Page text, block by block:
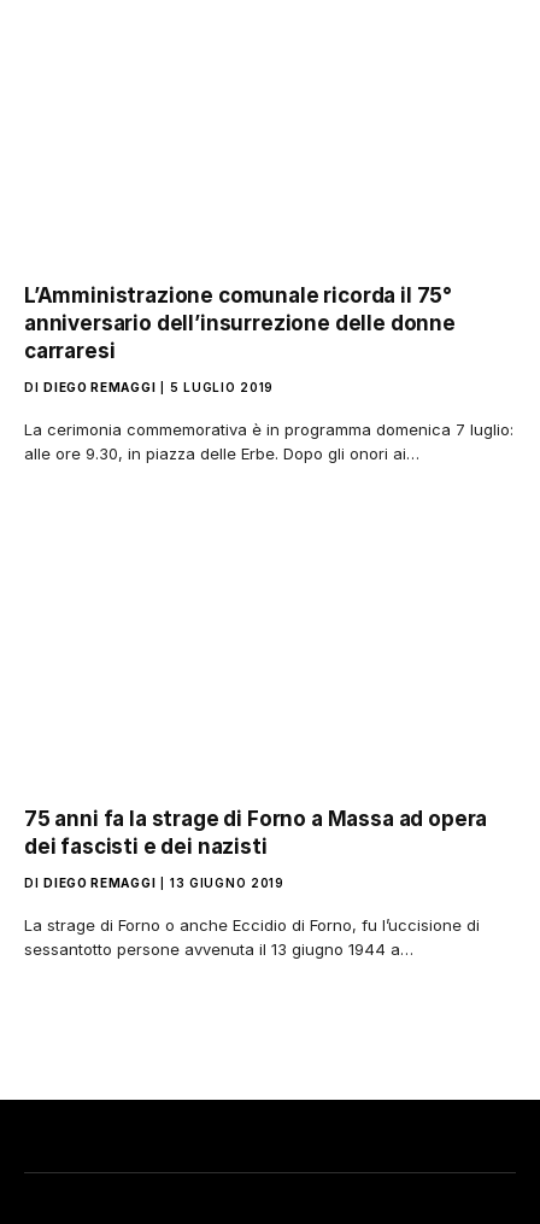
L’Amministrazione comunale ricorda il 75°
anniversario dell’insurrezione delle donne
carraresi
DI DIEGO REMAGGI 5 LUGLIO 2019
La cerimonia commemorativa è in programma domenica 7 luglio:
alle ore 9.30, in piazza delle Erbe. Dopo gli onori ai…
75 anni fa la strage di Forno a Massa ad opera
dei fascisti e dei nazisti
DI DIEGO REMAGGI 13 GIUGNO 2019
La strage di Forno o anche Eccidio di Forno, fu l’uccisione di
sessantotto persone avvenuta il 13 giugno 1944 a…